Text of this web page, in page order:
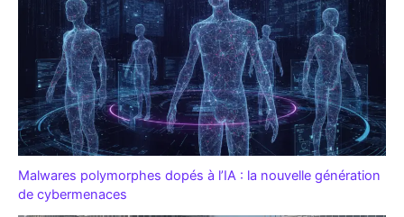
Malwares polymorphes dopés à l’IA : la nouvelle génération
de cybermenaces